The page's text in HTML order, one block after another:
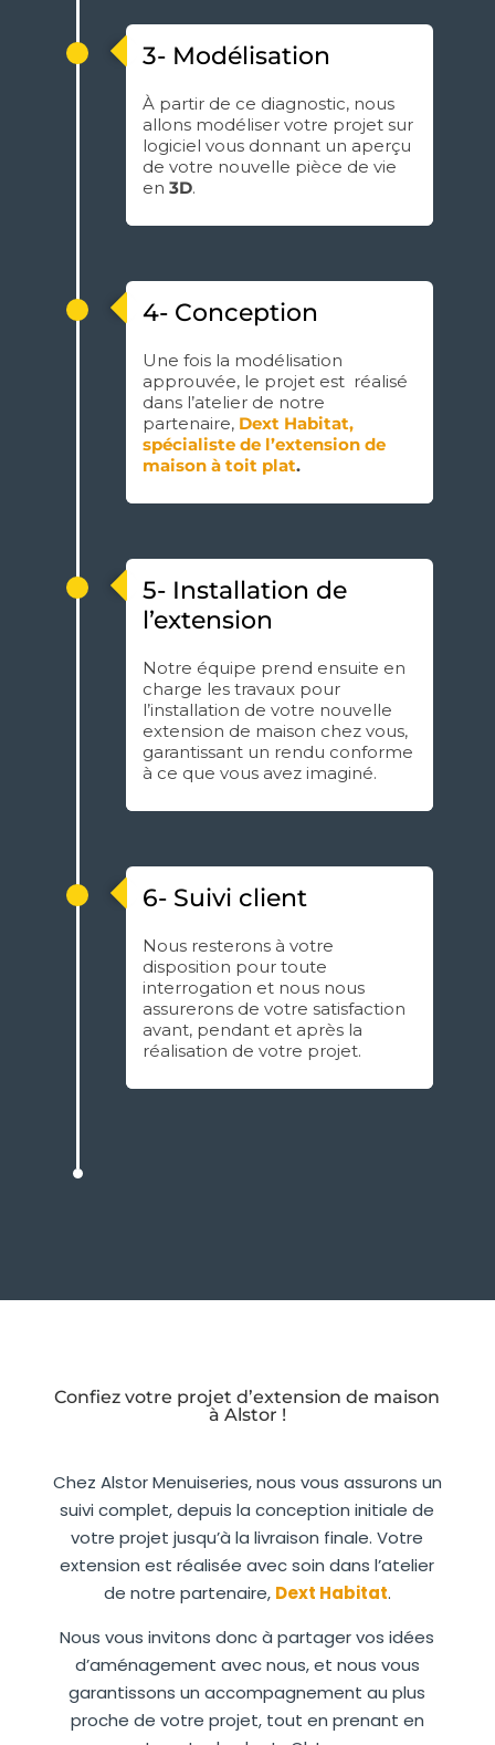
3- Modélisation
À partir de ce diagnostic, nous
allons modéliser votre projet sur
logiciel vous donnant un aperçu
de votre nouvelle pièce de vie
en 3D.
4- Conception
Une fois la modélisation
approuvée, le projet est réalisé
dans l’atelier de notre
partenaire, Dext Habitat,
spécialiste de l’extension de
maison à toit plat.
5- Installation de
l’extension
Notre équipe prend ensuite en
charge les travaux pour
l’installation de votre nouvelle
extension de maison chez vous,
garantissant un rendu conforme
à ce que vous avez imaginé.
6- Suivi client
Nous resterons à votre
disposition pour toute
interrogation et nous nous
assurerons de votre satisfaction
avant, pendant et après la
réalisation de votre projet.
Confiez votre projet d’extension de maison
à Alstor !
Chez Alstor Menuiseries, nous vous assurons un
suivi complet, depuis la conception initiale de
votre projet jusqu’à la livraison finale. Votre
extension est réalisée avec soin dans l’atelier
de notre partenaire, Dext Habitat.
Nous vous invitons donc à partager vos idées
d’aménagement avec nous, et nous vous
garantissons un accompagnement au plus
proche de votre projet, tout en prenant en